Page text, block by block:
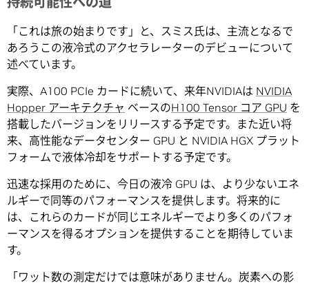
「これは旅の始まりです」と、スミス氏は、主流となるで
あろうこの液冷式のアクセラレーターのデビューについて
述べています。
実際、A100 PCIe カードに続いて、来年NVIDIAは NVIDIA
Hopper アーキテクチャ ベースのH100 Tensor コア GPU を
搭載したバージョンをリリースする予定です。また近い将
来、高性能なデータセンター GPU と NVIDIA HGX プラット
フォームで液体冷却をサポートする予定です。
迅速な採用のために、今日の液冷 GPU は、より少ないエネ
ルギーで同等のパフォーマンスを提供します。将来的に
は、これらのカードが同じエネルギーでより多くのパフォ
ーマンスを得るオプションを提供することを期待していま
す。
「ワット数の測定だけでは意味がありません。炭素への影